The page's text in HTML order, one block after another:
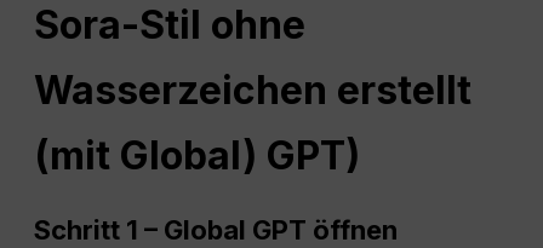
Sora-Stil ohne
Wasserzeichen erstellt
(mit Global) GPT)
Schritt 1 – Global GPT öffnen